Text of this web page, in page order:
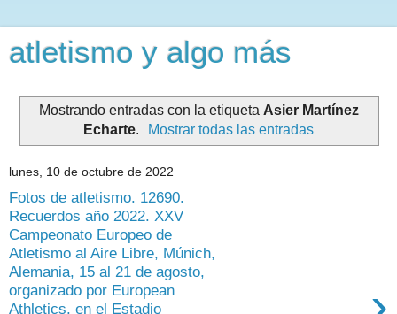
atletismo y algo más
Mostrando entradas con la etiqueta Asier Martínez
Echarte. Mostrar todas las entradas
lunes, 10 de octubre de 2022
Fotos de atletismo. 12690.
Recuerdos año 2022. XXV
Campeonato Europeo de
Atletismo al Aire Libre, Múnich,
Alemania, 15 al 21 de agosto,
organizado por European
Athletics, en el Estadio